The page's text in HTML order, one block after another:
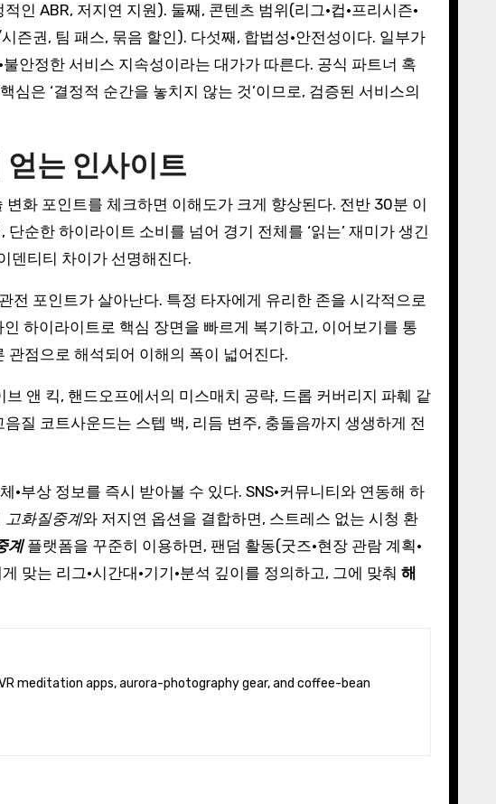
인 ABR, 저지연 지원). 둘째, 콘텐츠 범위(리그·컵·프리시즌·
즌권, 팀 패스, 묶음 할인). 다섯째, 합법성·안전성이다. 일부가
안정한 서비스 지속성이라는 대가가 따른다. 공식 파트너 혹
심은 ‘결정적 순간을 놓치지 않는 것’이므로, 검증된 서비스의
는 인사이트
변화 포인트를 체크하면 이해도가 크게 향상된다. 전반 30분 이
순한 하이라이트 소비를 넘어 경기 전체를 ‘읽는’ 재미가 생긴
덴티티 차이가 선명해진다.
전 포인트가 살아난다. 특정 타자에게 유리한 존을 시각적으로
하이라이트로 핵심 장면을 빠르게 복기하고, 이어보기를 통
관점으로 해석되어 이해의 폭이 넓어진다.
앤 킥, 핸드오프에서의 미스매치 공략, 드롭 커버리지 파훼 같
질 코트사운드는 스텝 백, 리듬 변주, 충돌음까지 생생하게 전
부상 정보를 즉시 받아볼 수 있다. SNS·커뮤니티와 연동해 하
고화질중계와 저지연 옵션을 결합하면, 스트레스 없는 시청 환
계플랫폼을 꾸준히 이용하면, 팬덤 활동(굿즈·현장 관람 계획·
맞는 리그·시간대·기기·분석 깊이를 정의하고, 그에 맞춰 해